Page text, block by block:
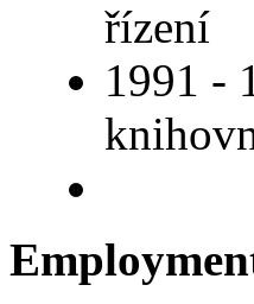
řízení
1991 -